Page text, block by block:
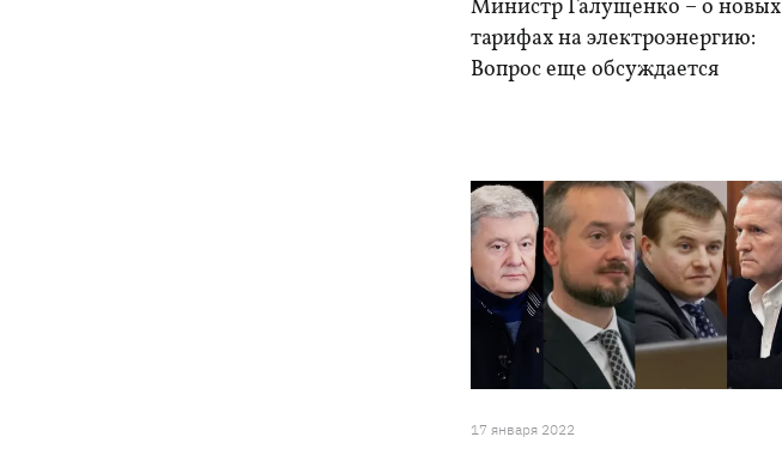
Министр Галущенко – о новых
тарифах на электроэнергию:
Вопрос еще обсуждается
17 января 2022